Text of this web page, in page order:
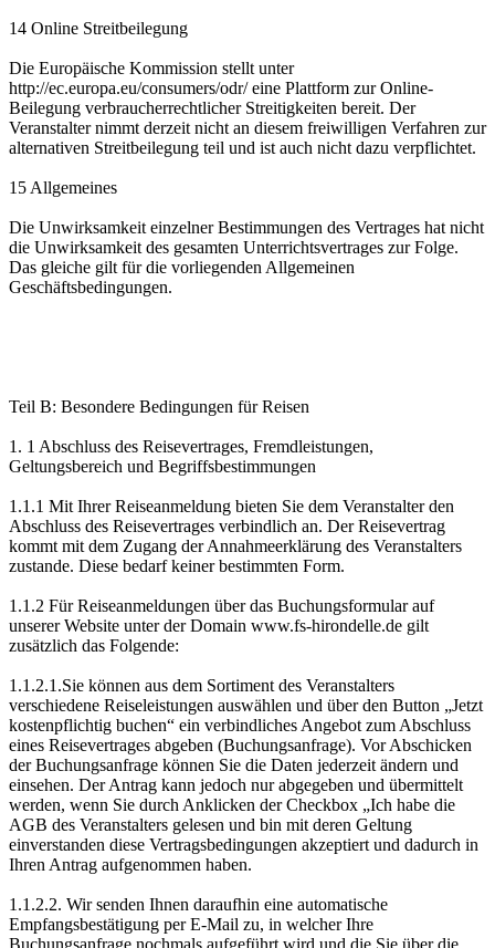
14 Online Streitbeilegung
Die Europäische Kommission stellt unter
http://ec.europa.eu/consumers/odr/ eine Plattform zur Online-
Beilegung verbraucherrechtlicher Streitigkeiten bereit. Der
Veranstalter nimmt derzeit nicht an diesem freiwilligen Verfahren zur
alternativen Streitbeilegung teil und ist auch nicht dazu verpflichtet.
15 Allgemeines
Die Unwirksamkeit einzelner Bestimmungen des Vertrages hat nicht
die Unwirksamkeit des gesamten Unterrichtsvertrages zur Folge.
Das gleiche gilt für die vorliegenden Allgemeinen
Geschäftsbedingungen.
Teil B: Besondere Bedingungen für Reisen
1. 1 Abschluss des Reisevertrages, Fremdleistungen,
Geltungsbereich und Begriffsbestimmungen
1.1.1 Mit Ihrer Reiseanmeldung bieten Sie dem Veranstalter den
Abschluss des Reisevertrages verbindlich an. Der Reisevertrag
kommt mit dem Zugang der Annahmeerklärung des Veranstalters
zustande. Diese bedarf keiner bestimmten Form.
1.1.2 Für Reiseanmeldungen über das Buchungsformular auf
unserer Website unter der Domain www.fs-hirondelle.de gilt
zusätzlich das Folgende:
1.1.2.1.Sie können aus dem Sortiment des Veranstalters
verschiedene Reiseleistungen auswählen und über den Button „Jetzt
kostenpflichtig buchen“ ein verbindliches Angebot zum Abschluss
eines Reisevertrages abgeben (Buchungsanfrage). Vor Abschicken
der Buchungsanfrage können Sie die Daten jederzeit ändern und
einsehen. Der Antrag kann jedoch nur abgegeben und übermittelt
werden, wenn Sie durch Anklicken der Checkbox „Ich habe die
AGB des Veranstalters gelesen und bin mit deren Geltung
einverstanden diese Vertragsbedingungen akzeptiert und dadurch in
Ihren Antrag aufgenommen haben.
1.1.2.2. Wir senden Ihnen daraufhin eine automatische
Empfangsbestätigung per E-Mail zu, in welcher Ihre